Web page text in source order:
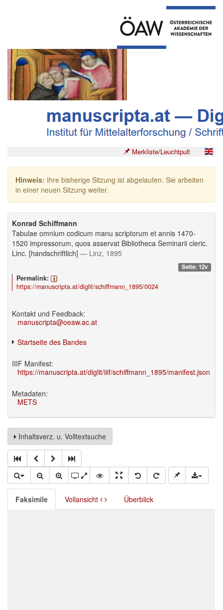
Merkliste/Leuchtpult
Hinweis: Ihre bisherige Sitzung ist abgelaufen. Sie arbeiten
in einer neuen Sitzung weiter.
Konrad Schiffmann
Tabulae omnium codicum manu scriptorum et annis 1470-
1520 impressorum, quos asservat Bibliotheca Seminarii cleric.
Linc. [handschriftlich] — Linz, 1895
Seite: 12v
Permalink:
https://manuscripta.at/diglit/schiffmann_1895/0024
Kontakt und Feedback:
manuscripta@oeaw.ac.at
Startseite des Bandes
IIIF Manifest:
https://manuscripta.at/diglit/iiif/schiffmann_1895/manifest.json
Metadaten:
METS
Inhaltsverz. u. Volltextsuche
Faksimile Vollansicht Überblick